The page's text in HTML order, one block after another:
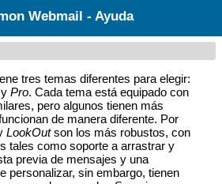
Webmail - Ayuda
tres temas diferentes para elegir:
Pro. Cada tema está equipado con
pero algunos tienen más
de manera diferente. Por
LookOutson los más robustos, con
tales como soporte a arrastrar y
previa de mensajes y una
personalizar, sin embargo, tienen